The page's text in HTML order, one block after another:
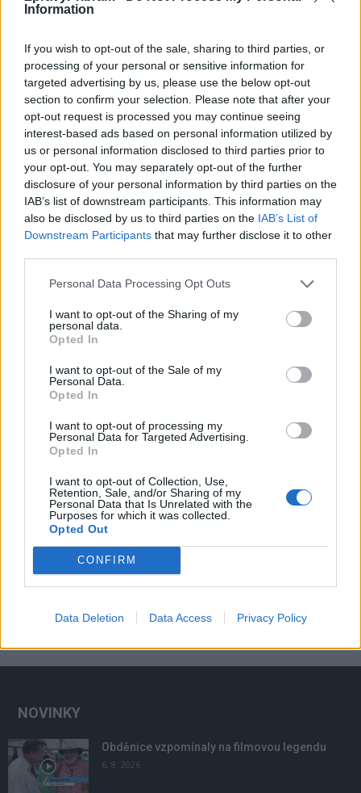
Information
If you wish to opt-out of the sale, sharing to third parties, or
processing of your personal or sensitive information for
targeted advertising by us, please use the below opt-out
section to confirm your selection. Please note that after your
opt-out request is processed you may continue seeing
interest-based ads based on personal information utilized by
us or personal information disclosed to third parties prior to
your opt-out. You may separately opt-out of the further
disclosure of your personal information by third parties on the
IAB’s list of downstream participants. This information may
also be disclosed by us to third parties on the IAB’s List of
Downstream Participants that may further disclose it to other
Personal Data Processing Opt Outs
I want to opt-out of the Sharing of my
personal data.
Opted In
I want to opt-out of the Sale of my
Personal Data.
Opted In
I want to opt-out of processing my
Personal Data for Targeted Advertising.
Opted In
I want to opt-out of Collection, Use,
Retention, Sale, and/or Sharing of my
Personal Data that Is Unrelated with the
Purposes for which it was collected.
Opted Out
CONFIRM
Data Deletion Data Access Privacy Policy
Kultura
Šermíře, divadlo i připomínku výročí nabídne
program Hornického muzea o Prokopské pouti
Březových Horách Prokopské pouti. Část programu připravilo letos
FOTO/VIDEO: Ohlédnutí za Prokopskou poutí
Martin Poulíček - 9. 7. 2019
PŘÍBRAM - Už po třicáté se ve své moderní historii konala Prokopská
NOVINKY
Obděnice vzpomínaly na filmovou legendu
6. 8. 2026